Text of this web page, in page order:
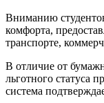
Вниманию
комфорта,
транспорте,
В отличие от
льготного статуса
система